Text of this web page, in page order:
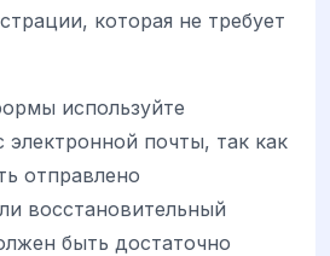
которая не требует
используйте
электронной почты, так как
отправлено
восстановительный
быть достаточно